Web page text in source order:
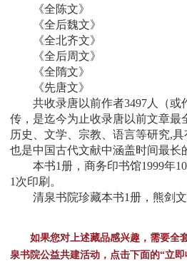
《全陈文》
《全后魏文》
《全北齐文》
《全后周文》
《全隋文》
《先唐文》
共收录唐以前作者3497人（或
传，是迄今为止收录唐以前文章最
历史、文学、宗教、语言等研究,具
也是中国古代文献中涵盖时间最长
本书1册，商务印书馆1999年10
1次印刷。
清泉书院珍藏本书1册，熊剑文
如果您对上述藏品感兴趣，需要全
泉书院公益共建活动，点击下面的“立即